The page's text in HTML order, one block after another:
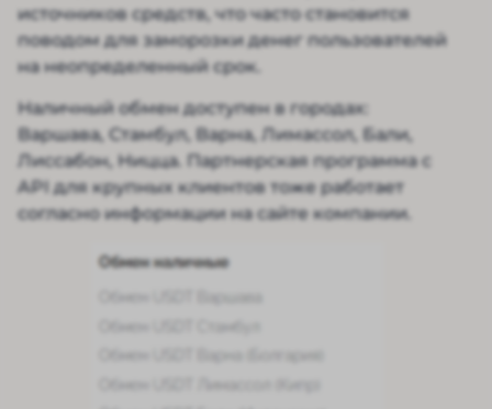
источников средств, что часто становится
поводом для заморозки денег пользователей
на неопределенный срок.
Наличный обмен доступен в городах:
Варшава, Стамбул, Варна, Лимассол, Бали,
Лиссабон, Ницца. Партнерская программа с
API для крупных клиентов тоже работает
согласно информации на сайте компании.